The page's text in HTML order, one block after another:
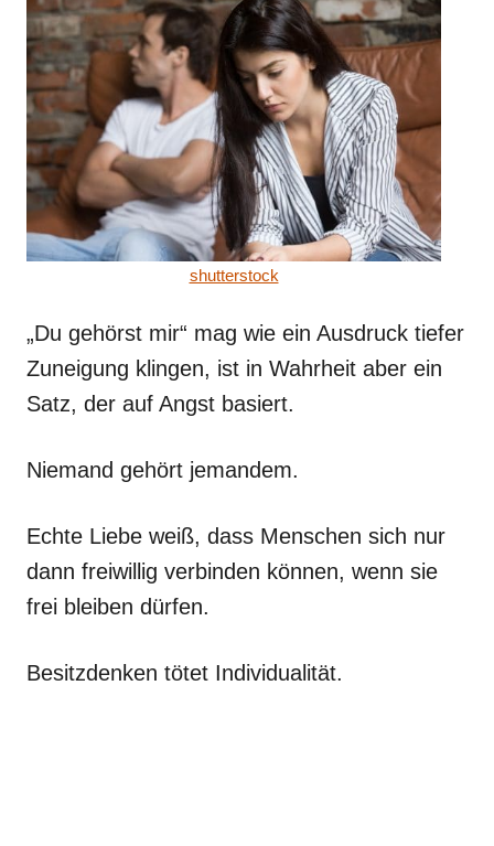
shutterstock
„Du gehörst mir“ mag wie ein Ausdruck tiefer
Zuneigung klingen, ist in Wahrheit aber ein
Satz, der auf Angst basiert.
Niemand gehört jemandem.
Echte Liebe weiß, dass Menschen sich nur
dann freiwillig verbinden können, wenn sie
frei bleiben dürfen.
Besitzdenken tötet Individualität.